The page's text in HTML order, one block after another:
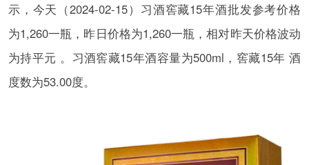
示，今天（2024-02-15）习酒窖藏15年酒批发参考价格
为1,260一瓶，昨日价格为1,260一瓶，相对昨天价格波动
为持平元 。习酒窖藏15年酒容量为500ml，窖藏15年 酒
度数为53.00度。